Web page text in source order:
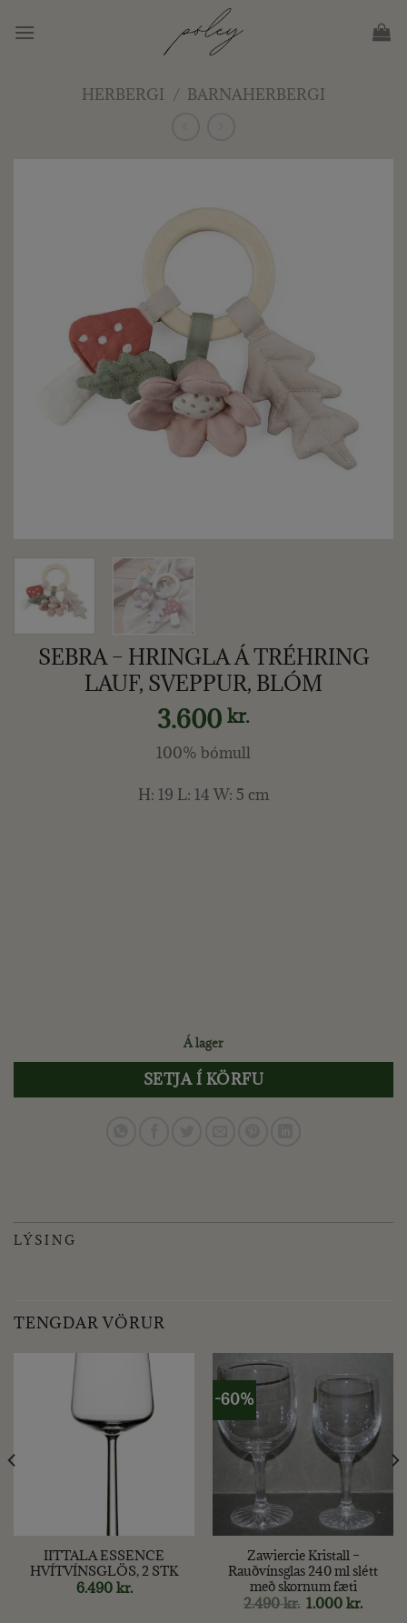
HERBERGI / BARNAHERBERGI
SEBRA – HRINGLA Á TRÉHRING
LAUF, SVEPPUR, BLÓM
3.600 kr.
100% bómull
H: 19 L: 14 W: 5 cm
Á lager
SETJA Í KÖRFU
LÝSING
TENGDAR VÖRUR
IITTALA ESSENCE
HVÍTVÍNSGLÖS, 2 STK
6.490 kr.
-60%
Zawiercie Kristall –
Rauðvínsglas 240 ml slétt
með skornum fæti
2.490kr. Original
price
1.000kr.
price